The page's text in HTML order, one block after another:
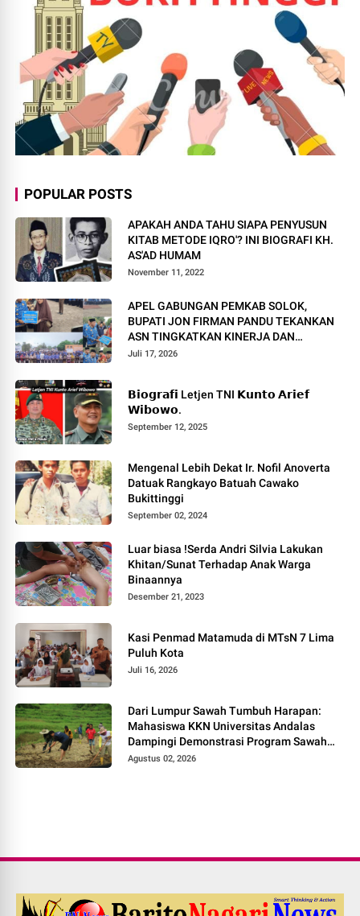
POPULAR POSTS
APAKAH ANDA TAHU SIAPA PENYUSUN
KITAB METODE IQRO'? INI BIOGRAFI KH.
AS'AD HUMAM
November 11, 2022
APEL GABUNGAN PEMKAB SOLOK,
BUPATI JON FIRMAN PANDU TEKANKAN
ASN TINGKATKAN KINERJA DAN
PELAYANAN MASYARAKAT.
Juli 17, 2026
𝗕𝗶𝗼𝗴𝗿𝗮𝗳𝗶 Letjen TNI 𝗞𝘂𝗻𝘁𝗼 𝗔𝗿𝗶𝗲𝗳
𝗪𝗶𝗯𝗼𝘄𝗼.
September 12, 2025
Mengenal Lebih Dekat Ir. Nofil Anoverta
Datuak Rangkayo Batuah Cawako
Bukittinggi
September 02, 2024
Luar biasa !Serda Andri Silvia Lakukan
Khitan/Sunat Terhadap Anak Warga
Binaannya
Desember 21, 2023
Kasi Penmad Matamuda di MTsN 7 Lima
Puluh Kota
Juli 16, 2026
Dari Lumpur Sawah Tumbuh Harapan:
Mahasiswa KKN Universitas Andalas
Dampingi Demonstrasi Program Sawah
Pokok Murah di Jorong Bayua
Agustus 02, 2026